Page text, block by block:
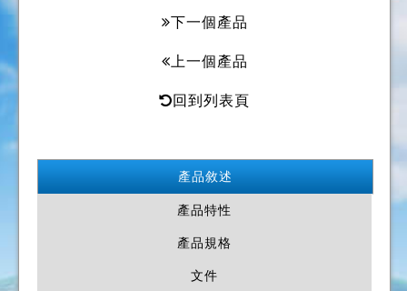
下一個產品
上一個產品
回到列表頁
產品敘述
產品特性
產品規格
文件